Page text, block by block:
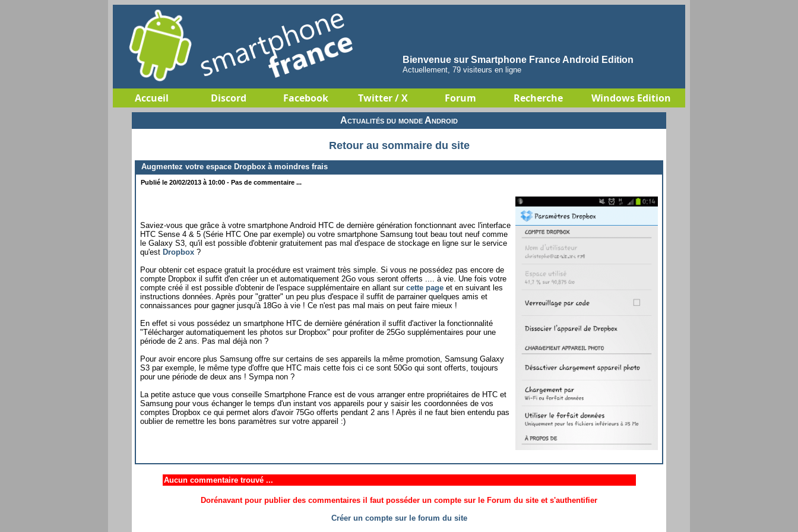
Bienvenue sur Smartphone France Android Edition
Actuellement, 79 visiteurs en ligne
Accueil Discord Facebook Twitter / X Forum Recherche Windows Edition
Actualités du monde Android
Retour au sommaire du site
Augmentez votre espace Dropbox à moindres frais
Publié le 20/02/2013 à 10:00 - Pas de commentaire ...
Saviez-vous que grâce à votre smartphone Android HTC de dernière génération fonctionnant avec l'interface
HTC Sense 4 & 5 (Série HTC One par exemple) ou votre smartphone Samsung tout beau tout neuf comme
le Galaxy S3, qu'il est possible d'obtenir gratuitement pas mal d'espace de stockage en ligne sur le service
qu'est Dropbox ?
Pour obtenir cet espace gratuit la procédure est vraiment très simple. Si vous ne possédez pas encore de
compte Dropbox il suffit d'en créer un et automatiquement 2Go vous seront offerts .... à vie. Une fois votre
compte créé il est possible d'obtenir de l'espace supplémentaire en allant sur cette page et en suivant les
instructions données. Après pour "gratter" un peu plus d'espace il suffit de parrainer quelques amis et
connaissances pour gagner jusqu'à 18Go à vie ! Ce n'est pas mal mais on peut faire mieux !
En effet si vous possédez un smartphone HTC de dernière génération il suffit d'activer la fonctionnalité
"Télécharger automatiquement les photos sur Dropbox" pour profiter de 25Go supplémentaires pour une
période de 2 ans. Pas mal déjà non ?
Pour avoir encore plus Samsung offre sur certains de ses appareils la même promotion, Samsung Galaxy
S3 par exemple, le même type d'offre que HTC mais cette fois ci ce sont 50Go qui sont offerts, toujours
pour une période de deux ans ! Sympa non ?
La petite astuce que vous conseille Smartphone France est de vous arranger entre propriétaires de HTC et
Samsung pour vous échanger le temps d'un instant vos appareils pour y saisir les coordonnées de vos
comptes Dropbox ce qui permet alors d'avoir 75Go offerts pendant 2 ans ! Après il ne faut bien entendu pas
oublier de remettre les bons paramètres sur votre appareil :)
Aucun commentaire trouvé ...
Dorénavant pour publier des commentaires il faut posséder un compte sur le Forum du site et s'authentifier
Créer un compte sur le forum du site